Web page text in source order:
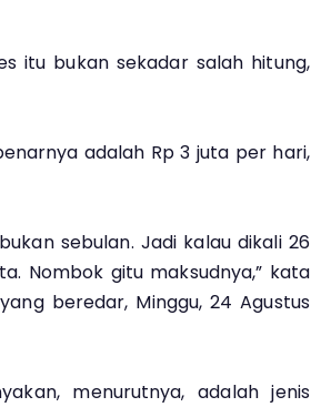
itu bukan sekadar salah hitung,
adalah Rp 3 juta per hari,
sebulan. Jadi kalau dikali 26
Nombok gitu maksudnya,” kata
beredar, Minggu, 24 Agustus
menurutnya, adalah jenis